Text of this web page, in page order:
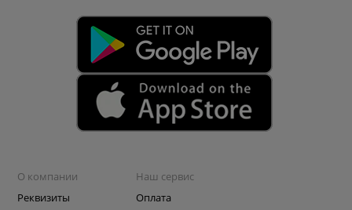
О компании
Реквизиты
Наш сервис
Оплата